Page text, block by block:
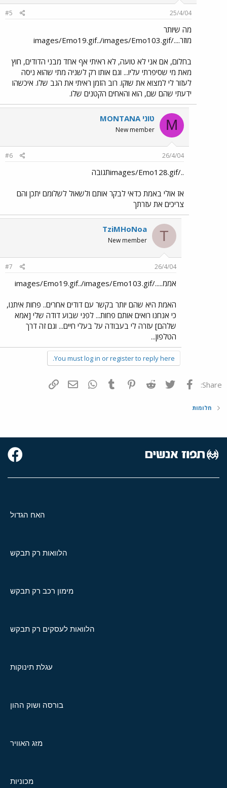
25/4/04
#5
מה שיותר
מוזר..../images/Emo19.gif../images/Emo103.gif
בחלום, אם אני לא טועה, לא ראיתי אף אחד מבני הדודים, חוץ
מאת מי שסיפרתי עליו... וגם אותו רק לשניה מתי שהוא ניסה
לעזור לי למצוא את שוקו. רוב הזמן ראיתי את הגב שלו. איכשהו
ידעתי שהם שם, הוא והאחים הקטנים שלו.
M MONTANA טוני
New member
26/4/04
#6
../images/Emo128.gifתגובה
אז אולי באמת כדאי לבקר אותם ולשאול לשלומם יתכן והם
צריכים את עזרתך
T
TziMHoNoa
New member
26/4/04
#7
אממ...../images/Emo19.gif../images/Emo103.gif
האמת היא שהם יותר בקשר עם דודים אחרים.. פחות איתנו,
כי אנחנו רואים אותם פחות... לפני שבוע דודה שלי [אמא
שלהם] עזרה לי בעבודה על בעלי חיים... וגם זה דרך
הטלפון...
You must log in or register to reply here.
Share: פייסבוק Twitter
Reddit
Pinterest
Tumblr
WhatsAppדואר אלקטרוני
חלומות
האח הגדול
הלוואות רק תבקש
מימון רכב רק תבקש
הלוואות לעסקים רק תבקש
עגלת תינוקות
בורסה ושוק ההון
מזג האוויר
מכוניות